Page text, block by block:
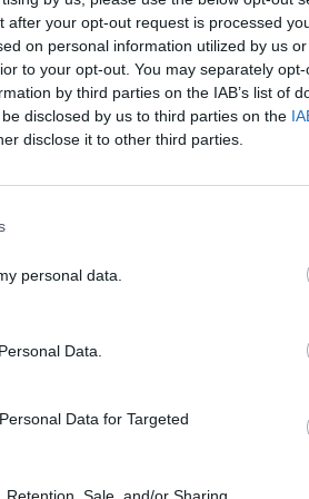
after your opt-out request is processed
on personal information utilized by us
to your opt-out. You may separately
by third parties on the IAB’s list of
disclosed by us to third parties on the
disclose it to other third parties.
personal data.
Data.
Data for Targeted
ir be baimės galima turėti
už bedradarbiavimą. :)
galetu buti daugiau tokiu kaip
patikimas zmogus .aciu